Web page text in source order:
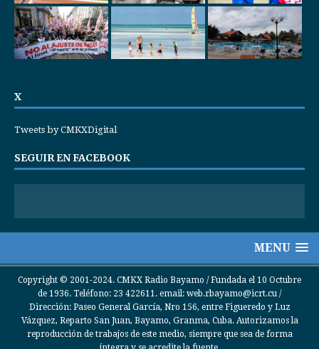
X
Tweets by CMKXDigital
SEGUIR EN FACEBOOK
MENU
Copyright © 2001-2024. CMKX Radio Bayamo / Fundada el 10 Octubre
de 1936. Teléfono: 23 422611. email: web.rbayamo@icrt.cu /
Dirección: Paseo General García, Nro 156, entre Figueredo y Luz
Vázquez, Reparto San Juan, Bayamo, Granma, Cuba. Autorizamos la
reproducción de trabajos de este medio, siempre que sea de forma